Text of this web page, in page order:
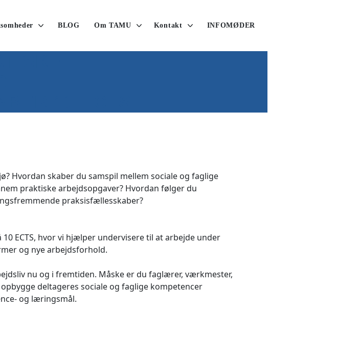
BLOG Om TAMU Kontakt INFOMØDER
Hvordan skaber du samspil mellem sociale og faglige
praktiske arbejdsopgaver? Hvordan følger du
praksisfællesskaber?
ECTS, hvor vi hjælper undervisere til at arbejde under
og nye arbejdsforhold.
nu og i fremtiden. Måske er du faglærer, værkmester,
deltageres sociale og faglige kompetencer
og læringsmål.